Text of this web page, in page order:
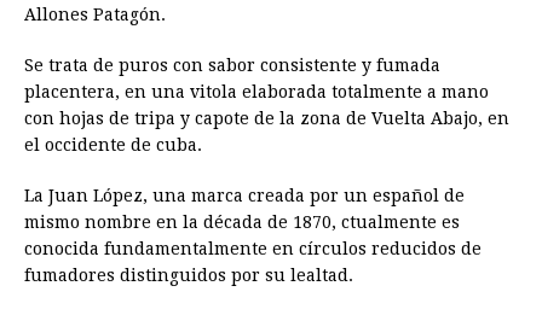
Allones Patagón.
Se trata de puros con sabor consistente y fumada
placentera, en una vitola elaborada totalmente a mano
con hojas de tripa y capote de la zona de Vuelta Abajo, en
el occidente de cuba.
La Juan López, una marca creada por un español de
mismo nombre en la década de 1870, ctualmente es
conocida fundamentalmente en círculos reducidos de
fumadores distinguidos por su lealtad.